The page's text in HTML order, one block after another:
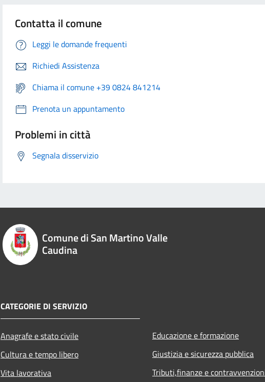
Contatta il comune
Leggi le domande frequenti
Richiedi Assistenza
Chiama il comune +39 0824 841214
Prenota un appuntamento
Problemi in città
Segnala disservizio
Comune di San Martino Valle
Caudina
CATEGORIE DI SERVIZIO
Anagrafe e stato civile
Cultura e tempo libero
Vita lavorativa
Educazione e formazione
Giustizia e sicurezza pubblica
Tributi,finanze e